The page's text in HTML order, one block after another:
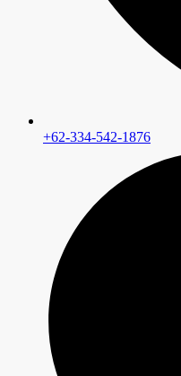
+62-334-542-1876